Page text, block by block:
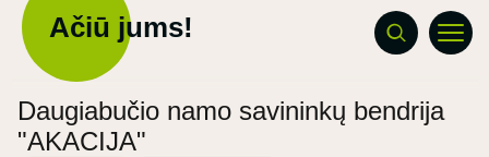
Ačiū jums!
Daugiabučio namo savininkų bendrija
"AKACIJA"